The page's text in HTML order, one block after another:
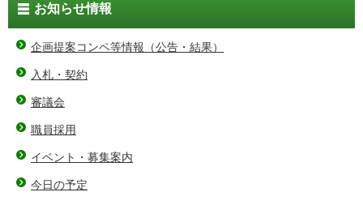
お知らせ情報
企画提案コンペ等情報（公告・結果）
入札・契約
審議会
職員採用
イベント・募集案内
今日の予定